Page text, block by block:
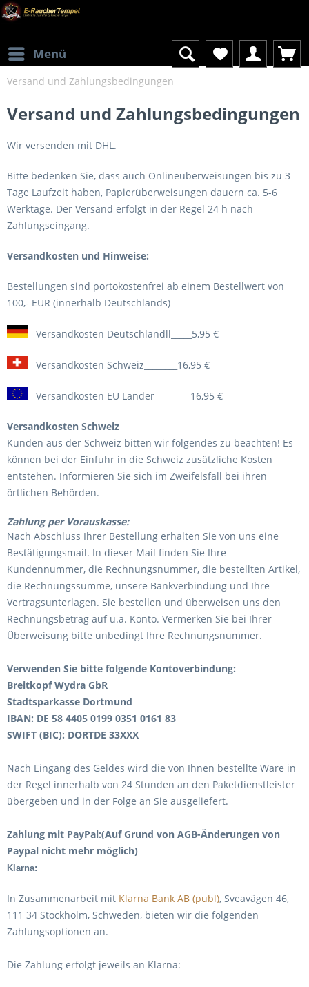
Menü
Versand und Zahlungsbedingungen
Versand und Zahlungsbedingungen
Wir versenden mit DHL.
Bitte bedenken Sie, dass auch Onlineüberweisungen bis zu 3
Tage Laufzeit haben, Papierüberweisungen dauern ca. 5-6
Werktage. Der Versand erfolgt in der Regel 24 h nach
Zahlungseingang.
Versandkosten und Hinweise:
Bestellungen sind portokostenfrei ab einem Bestellwert von
100,- EUR (innerhalb Deutschlands)
Versandkosten Deutschlandll_____5,95 €
Versandkosten Schweiz________16,95 €
Versandkosten EU Länder 16,95 €
Versandkosten Schweiz
Kunden aus der Schweiz bitten wir folgendes zu beachten! Es
können bei der Einfuhr in die Schweiz zusätzliche Kosten
entstehen. Informieren Sie sich im Zweifelsfall bei ihren
örtlichen Behörden.
Zahlung per Vorauskasse:
Nach Abschluss Ihrer Bestellung erhalten Sie von uns eine
Bestätigungsmail. In dieser Mail finden Sie Ihre
Kundennummer, die Rechnungsnummer, die bestellten Artikel,
die Rechnungssumme, unsere Bankverbindung und Ihre
Vertragsunterlagen. Sie bestellen und überweisen uns den
Rechnungsbetrag auf u.a. Konto. Vermerken Sie bei Ihrer
Überweisung bitte unbedingt Ihre Rechnungsnummer.
Verwenden Sie bitte folgende Kontoverbindung:
Breitkopf Wydra GbR
Stadtsparkasse Dortmund
IBAN: DE 58 4405 0199 0351 0161 83
SWIFT (BIC): DORTDE 33XXX
Nach Eingang des Geldes wird die von Ihnen bestellte Ware in
der Regel innerhalb von 24 Stunden an den Paketdienstleister
übergeben und in der Folge an Sie ausgeliefert.
Zahlung mit PayPal:(Auf Grund von AGB-Änderungen von
Paypal nicht mehr möglich)
Klarna:
In Zusammenarbeit mit Klarna Bank AB (publ), Sveavägen 46,
111 34 Stockholm, Schweden, bieten wir die folgenden
Zahlungsoptionen an.
Die Zahlung erfolgt jeweils an Klarna: